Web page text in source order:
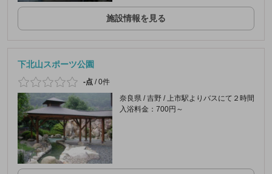
施設情報を見る
下北山スポーツ公園
-点 /0件
奈良県 / 吉野 / 上市駅よりバスにて２時間
入浴料金：700円～